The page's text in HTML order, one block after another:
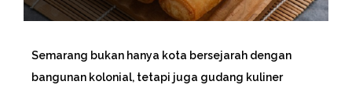
Semarang bukan hanya kota bersejarah dengan
bangunan kolonial, tetapi juga gudang kuliner